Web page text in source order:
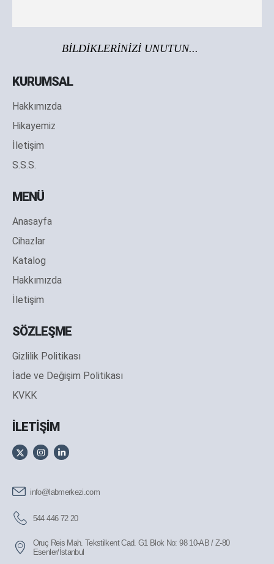
BİLDİKLERİNİZİ UNUTUN...
KURUMSAL
Hakkımızda
Hikayemiz
İletişim
S.S.S.
MENÜ
Anasayfa
Cihazlar
Katalog
Hakkımızda
İletişim
SÖZLEŞME
Gizlilik Politikası
İade ve Değişim Politikası
KVKK
İLETİŞİM
info@labmerkezi.com
544 446 72 20
Oruç Reis Mah. Tekstilkent Cad. G1 Blok No: 98 10-AB / Z-80
Esenler/İstanbul